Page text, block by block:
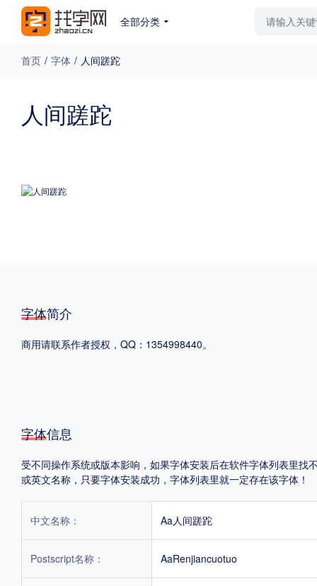
全部分类
免费下载 收费下载
格式
地区
中国大陆 中国港澳台 更多
POP字体下载 字库打包下载 海报素材下载
字体新闻 字体文章 字体程序 字体人物 字体网站
首页 / 字体 / 人间蹉跎
人间蹉跎
字体简介
商用请联系作者授权，QQ：1354998440。
字体信息
受不同操作系统或版本影响，如果字体安装后在软件字体列表里
或英文名称，只要字体安装成功，字体列表里就一定存在该字体！
中文名称： Aa人间蹉跎
Postscript名称： AaRenjiancuotuo